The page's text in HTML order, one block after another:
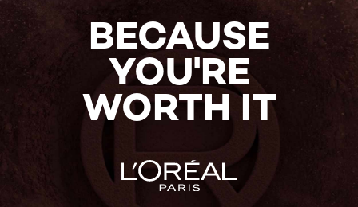
BECAUSE
YOU'RE
WORTH IT